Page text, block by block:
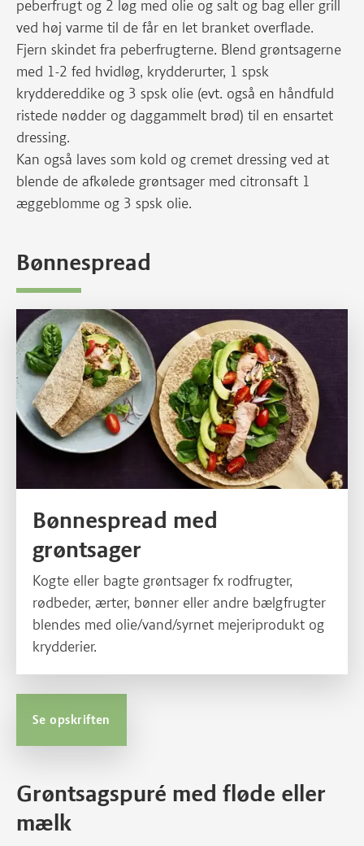
peberfrugt og 2 løg med olie og salt og bag eller grill
ved høj varme til de får en let branket overflade.
Fjern skindet fra peberfrugterne. Blend grøntsagerne
med 1-2 fed hvidløg, krydderurter, 1 spsk
kryddereddike og 3 spsk olie (evt. også en håndfuld
ristede nødder og daggammelt brød) til en ensartet
dressing.
Kan også laves som kold og cremet dressing ved at
blende de afkølede grøntsager med citronsaft 1
æggeblomme og 3 spsk olie.
Bønnespread
Bønnespread med
grøntsager
Kogte eller bagte grøntsager fx rodfrugter,
rødbeder, ærter, bønner eller andre bælgfrugter
blendes med olie/vand/syrnet mejeriprodukt og
krydderier.
Burritos med gris, grønt og bønnespread – stop spild af mad
Se opskriften
Grøntsagspuré med fløde eller
mælk